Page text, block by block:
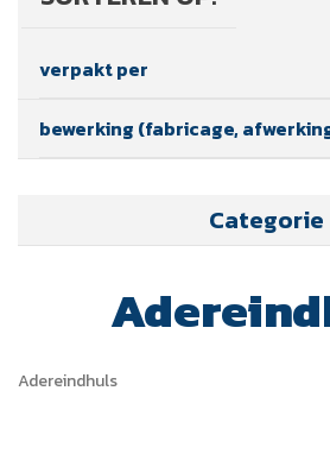
verpakt per
bewerking (fabricage,
Categorie
Adereindhuls